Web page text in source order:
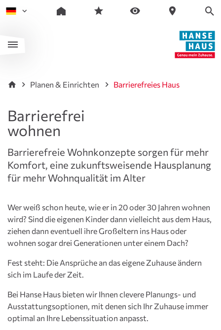
Planen & Einrichten Barrierefreies Haus
Barrierefreie Wohnkonzepte sorgen für mehr
Komfort, eine zukunftsweisende Hausplanung
für mehr Wohnqualität im Alter
Barrierefrei
wohnen
Wer weiß schon heute, wie er in 20 oder 30 Jahren wohnen
wird? Sind die eigenen Kinder dann vielleicht aus dem Haus,
ziehen dann eventuell ihre Großeltern ins Haus oder
wohnen sogar drei Generationen unter einem Dach?
Fest steht: Die Ansprüche an das eigene Zuhause ändern
sich im Laufe der Zeit.
Bei Hanse Haus bieten wir Ihnen clevere Planungs- und
Ausstattungsoptionen, mit denen sich Ihr Zuhause immer
optimal an Ihre Lebenssituation anpasst.